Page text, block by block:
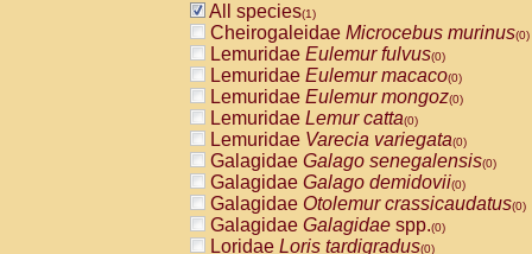
All species(1)
Cheirogaleidae Microcebus murinus(0)
Lemuridae Eulemur fulvus(0)
Lemuridae Eulemur macaco(0)
Lemuridae Eulemur mongoz(0)
Lemuridae Lemur catta(0)
Lemuridae Varecia variegata(0)
Galagidae Galago senegalensis(0)
Galagidae Galago demidovii(0)
Galagidae Otolemur crassicaudatus(0)
Galagidae Galagidae spp.(0)
Loridae Loris tardigradus(0)